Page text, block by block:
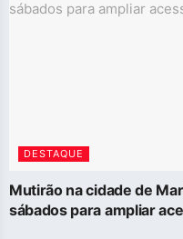
DESTAQUE
Mutirão na cidade de
sábados para ampliar